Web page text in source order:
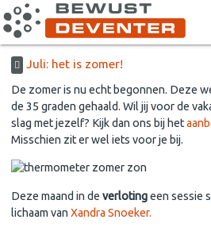
Juli: het is zomer!
De zomer is nu echt begonnen. Deze
de 35 graden gehaald. Wil jij voor de
slag met jezelf? Kijk dan ons bij het
Misschien zit er wel iets voor je bij.
Deze maand in de verlotingeen sessie
lichaam van Xandra Snoeker.